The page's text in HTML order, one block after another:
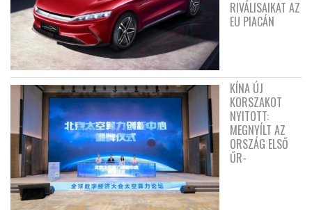
RIVÁLISAIKAT AZ
EU PIACÁN
KÍNA ÚJ
KORSZAKOT
NYITOTT:
MEGNYÍLT AZ
ORSZÁG ELSŐ
ŰR-